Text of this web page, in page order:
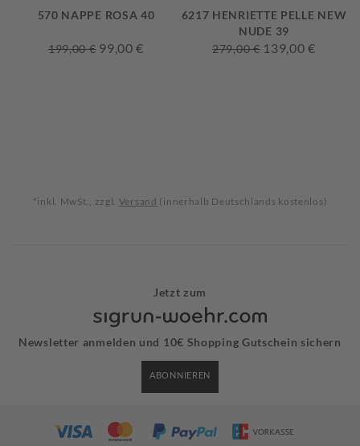
570 NAPPE ROSA 40
199,00 € 99,00 €
6217 HENRIETTE PELLE NEW
NUDE 39
279,00 € 139,00 €
*inkl. MwSt., zzgl. Versand (innerhalb Deutschlands kostenlos)
Jetzt zum
Newsletter anmelden und 10€ Shopping Gutschein sichern
ABONNIEREN